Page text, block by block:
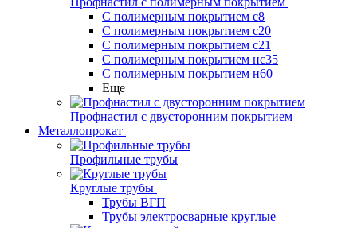
С полимерным покрытием с8
С полимерным покрытием с20
С полимерным покрытием с21
С полимерным покрытием нс35
С полимерным покрытием н60
Еще
Профнастил с двусторонним покрытием
Металлопрокат
Профильные трубы
Круглые трубы
Трубы ВГП
Трубы электросварные круглые